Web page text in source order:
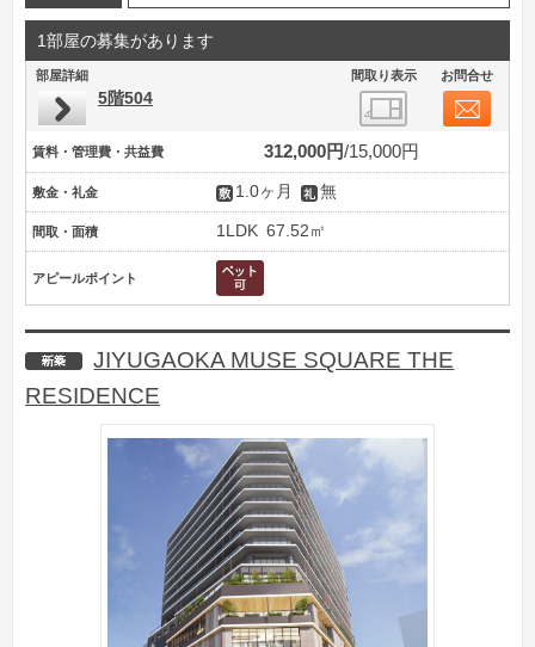
1部屋の募集があります
部屋詳細 間取り表示 お問合せ
5階504
賃料・管理費・共益費 312,000円 15,000円
敷金・礼金 1.0ヶ月 無
間取・面積 1LDK 67.52㎡
アピールポイント
新築
JIYUGAOKA MUSE SQUARE THE
RESIDENCE